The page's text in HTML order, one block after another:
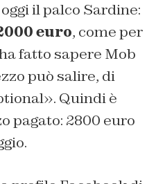
il palco Sardine:
euro, come per
fatto sapere Mob
può salire, di
Quindi è
pagato: 2800 euro